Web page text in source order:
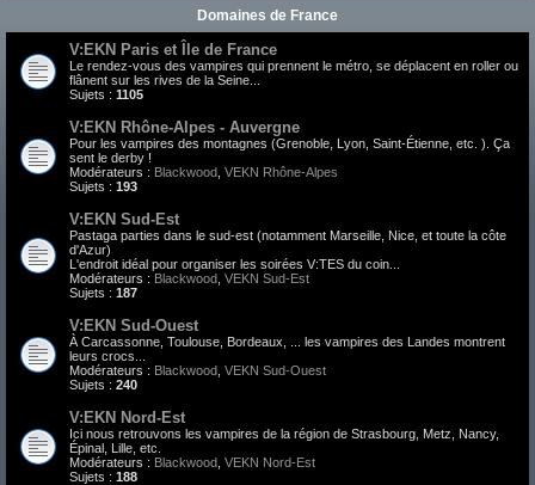
Domaines de France
V:EKN Paris et Île de France
Le rendez-vous des vampires qui prennent le métro, se déplacent en roller ou
flânent sur les rives de la Seine...
Sujets : 1105
V:EKN Rhône-Alpes - Auvergne
Pour les vampires des montagnes (Grenoble, Lyon, Saint-Étienne, etc. ). Ça
sent le derby !
Modérateurs : Blackwood VEKN Rhône-Alpes
Sujets : 193
V:EKN Sud-Est
Pastaga parties dans le sud-est (notamment Marseille, Nice, et toute la côte
d'Azur)
L'endroit idéal pour organiser les soirées V:TES du coin...
Modérateurs : Blackwood VEKN Sud-Est
Sujets : 187
V:EKN Sud-Ouest
À Carcassonne, Toulouse, Bordeaux, ... les vampires des Landes montrent
leurs crocs...
Modérateurs : Blackwood VEKN Sud-Ouest
Sujets : 240
V:EKN Nord-Est
Ici nous retrouvons les vampires de la région de Strasbourg, Metz, Nancy,
Épinal, Lille, etc.
Modérateurs : Blackwood VEKN Nord-Est
Sujets : 188